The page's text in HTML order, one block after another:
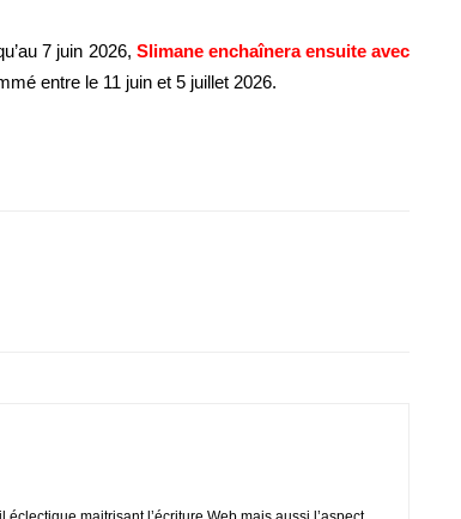
7 juin 2026, Slimane enchaînera ensuite avec
entre le 11 juin et 5 juillet 2026.